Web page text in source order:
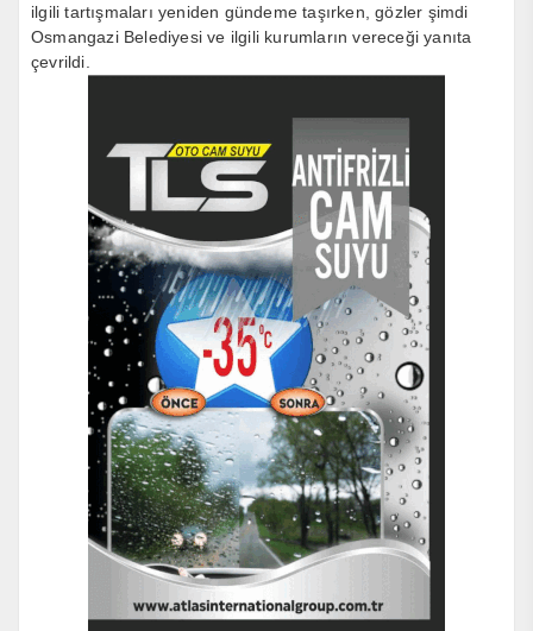
ilgili tartışmaları yeniden gündeme taşırken, gözler şimdi
Osmangazi Belediyesi ve ilgili kurumların vereceği yanıta
çevrildi.